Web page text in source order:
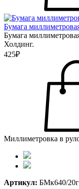
Бумага
Бумага
Холдинг.
425₽
Миллиметровка в
Артикул: БМк640/20г